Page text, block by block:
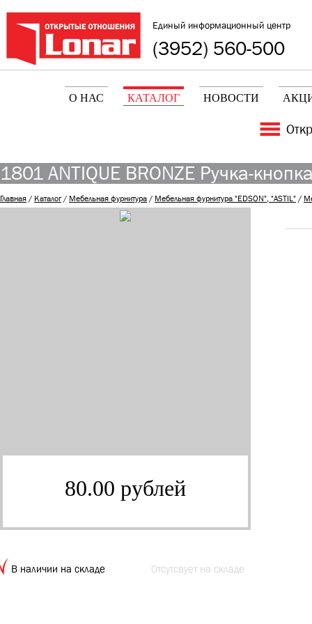
Единый информационный центр
(3952) 560-500
О НАС КАТАЛОГ НОВОСТИ
1801 ANTIQUE BRONZE Ручка-
Главная/ Каталог/ Мебельная фурнитура/ Мебельная фурнитура "EDSON", "ASTIL"/
80.00 рублей
В наличии на складе Отсутсвует на складе